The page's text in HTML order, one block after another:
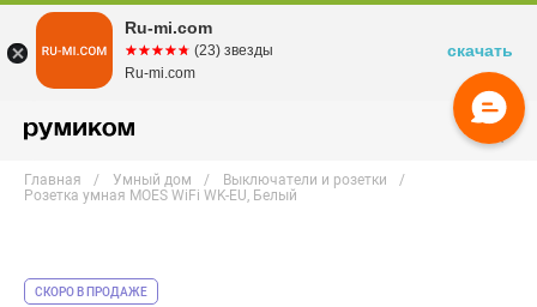
Главная Умный дом
Выключатели и розетки
Розетка умная MOES WiFi WK-EU, Белый
СКОРО В ПРОДАЖЕ
Ru-mi.com
☆☆☆☆☆
★★★★★ (23) звезды
Ru-mi.com
скачать